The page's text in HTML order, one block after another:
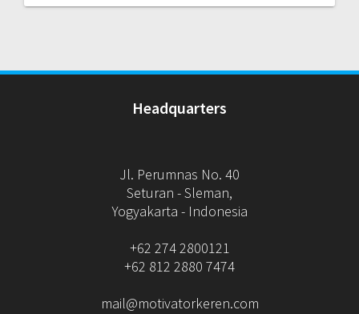
Headquarters
Jl. Perumnas No. 40
Seturan - Sleman,
Yogyakarta - Indonesia
+62 274 2800121
+62 812 2880 7474
mail@motivatorkeren.com